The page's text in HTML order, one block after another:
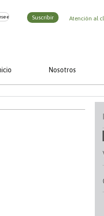
Suscribir Atención al
Nosotros